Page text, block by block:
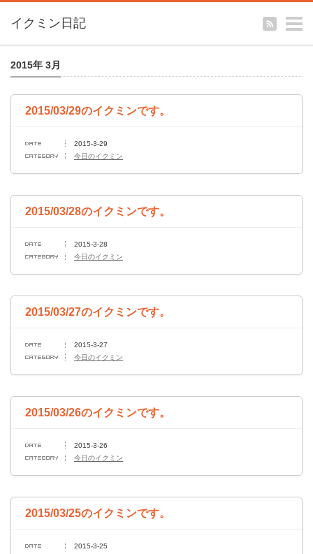
イクミン日記
2015年 3月
2015/03/29のイクミンです。
2015-3-29
今日のイクミン
2015/03/28のイクミンです。
2015-3-28
今日のイクミン
2015/03/27のイクミンです。
2015-3-27
今日のイクミン
2015/03/26のイクミンです。
2015-3-26
今日のイクミン
2015/03/25のイクミンです。
2015-3-25